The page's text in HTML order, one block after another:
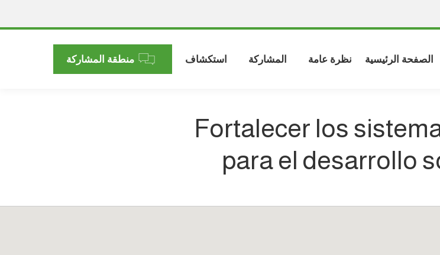
الصفحة الرئيسية نظرة عامة المشاركة استكشاف منطقة المشاركة
Fortalecer los
para el desarrollo